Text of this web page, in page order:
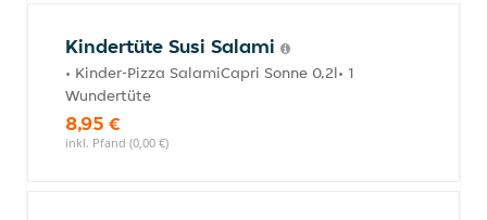
Kindertüte Susi Salami
• Kinder-Pizza SalamiCapri Sonne 0,2l• 1
Wundertüte
8,95 €
inkl. Pfand (0,00 €)